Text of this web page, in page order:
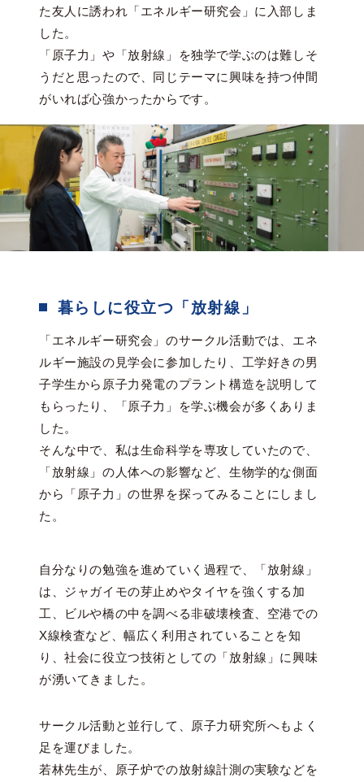
た友人に誘われ「エネルギー研究会」に入部しま
した。
「原子力」や「放射線」を独学で学ぶのは難しそ
うだと思ったので、同じテーマに興味を持つ仲間
がいれば心強かったからです。
暮らしに役立つ「放射線」
「エネルギー研究会」のサークル活動では、エネ
ルギー施設の見学会に参加したり、工学好きの男
子学生から原子力発電のプラント構造を説明して
もらったり、「原子力」を学ぶ機会が多くありま
した。
そんな中で、私は生命科学を専攻していたので、
「放射線」の人体への影響など、生物学的な側面
から「原子力」の世界を探ってみることにしまし
た。
自分なりの勉強を進めていく過程で、「放射線」
は、ジャガイモの芽止めやタイヤを強くする加
工、ビルや橋の中を調べる非破壊検査、空港での
X線検査など、幅広く利用されていることを知
り、社会に役立つ技術としての「放射線」に興味
が湧いてきました。
サークル活動と並行して、原子力研究所へもよく
足を運びました。
若林先生が、原子炉での放射線計測の実験などを